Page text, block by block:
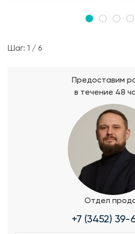
Шаг: 1 / 6
Предоставим
в течение 48
Отдел
+7 (3452) 39-